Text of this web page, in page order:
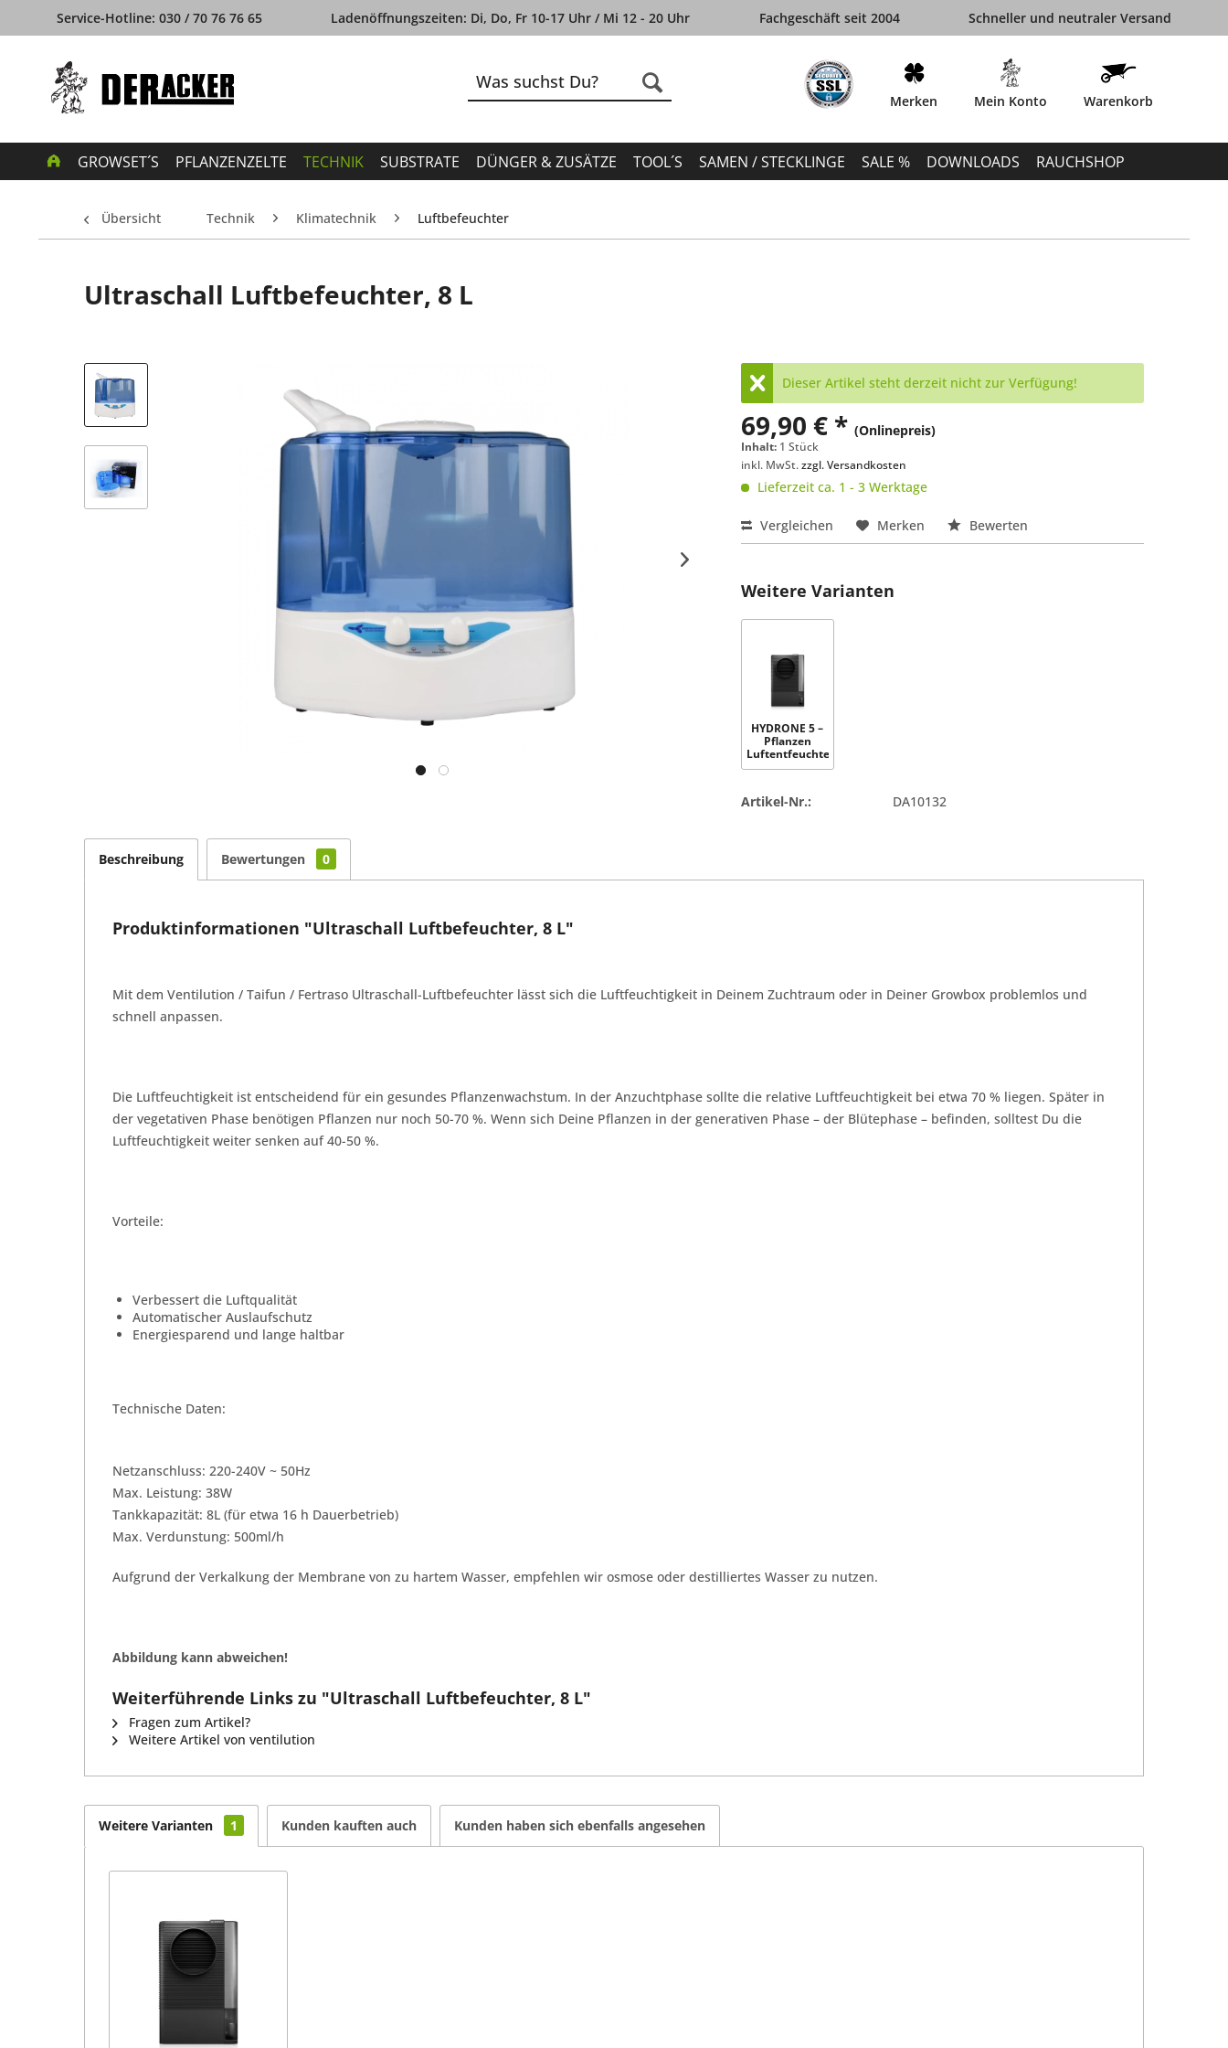
Service-Hotline: 030 / 70 76 76 65 Ladenöffnungszeiten: Di, Do, Fr 10-17 Uhr / Mi 12 - 20 Uhr Fachgeschäft seit 2004 Schneller und neutraler Versand
Merken Mein Konto Warenkorb
GROWSET´S PFLANZENZELTE TECHNIK SUBSTRATE DÜNGER & ZUSÄTZE TOOL´S SAMEN / STECKLINGE SALE % DOWNLOADS RAUCHSHOP
Übersicht Technik Klimatechnik Luftbefeuchter
Ultraschall Luftbefeuchter, 8 L
Dieser Artikel steht derzeit nicht zur Verfügung!
69,90 € *(Onlinepreis)
Inhalt: 1 Stück
inkl. MwSt.zzgl. Versandkosten
Lieferzeit ca. 1 - 3 Werktage
Vergleichen Merken Bewerten
Weitere Varianten
HYDRONE 5 –
Pflanzen
Luftentfeuchter
Artikel-Nr.: DA10132
Beschreibung Bewertungen 0
Produktinformationen "Ultraschall Luftbefeuchter, 8 L"
Mit dem Ventilution / Taifun / Fertraso Ultraschall-Luftbefeuchter lässt sich die Luftfeuchtigkeit in Deinem Zuchtraum oder in Deiner Growbox problemlos und
schnell anpassen.
Die Luftfeuchtigkeit ist entscheidend für ein gesundes Pflanzenwachstum. In der Anzuchtphase sollte die relative Luftfeuchtigkeit bei etwa 70 % liegen. Später in
der vegetativen Phase benötigen Pflanzen nur noch 50-70 %. Wenn sich Deine Pflanzen in der generativen Phase – der Blütephase – befinden, solltest Du die
Luftfeuchtigkeit weiter senken auf 40-50 %.
Vorteile:
Verbessert die Luftqualität
Automatischer Auslaufschutz
Energiesparend und lange haltbar
Technische Daten:
Netzanschluss: 220-240V ~ 50Hz
Max. Leistung: 38W
Tankkapazität: 8L (für etwa 16 h Dauerbetrieb)
Max. Verdunstung: 500ml/h
Aufgrund der Verkalkung der Membrane von zu hartem Wasser, empfehlen wir osmose oder destilliertes Wasser zu nutzen.
Abbildung kann abweichen!
Weiterführende Links zu "Ultraschall Luftbefeuchter, 8 L"
Fragen zum Artikel?
Weitere Artikel von ventilution
Weitere Varianten 1 Kunden kauften auch Kunden haben sich ebenfalls angesehen